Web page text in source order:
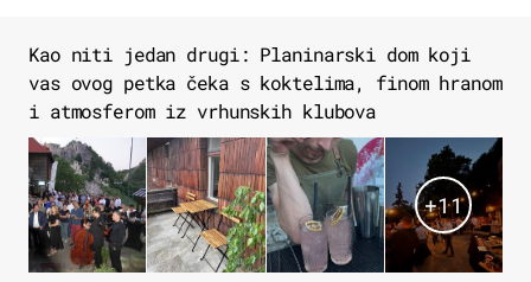
Kao niti jedan drugi: Planinarski dom koji
vas ovog petka čeka s koktelima, finom hranom
i atmosferom iz vrhunskih klubova
+11